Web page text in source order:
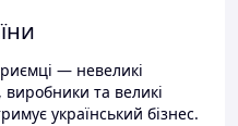
— невеликі
виробники та великі
український бізнес.